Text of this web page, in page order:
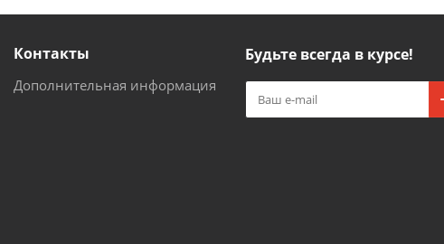
Контакты
Дополнительная информация
Будьте всегда в курсе!